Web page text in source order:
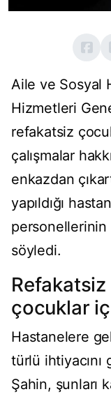
Aile ve Sosyal
Hizmetleri
refakatsiz
çalışmalar
enkazdan
yapıldığı
personellerinin
söyledi.
çocuklar
Hastanelere
türlü
Şahin, şunları